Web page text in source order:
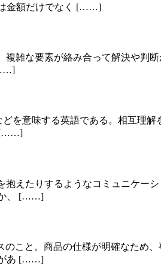
は金額だけでなく [……]
雑な要素が絡み合って解決や判
を意味する英語である。相互理解
[……]
えたりするようなコミュニケー
か、 [……]
こと。商品の仕様が明確なため
があ [……]